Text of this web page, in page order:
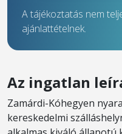
A tájékoztatás nem
ajánlattételnek.
Az ingatlan
Zamárdi-Kóhegyen
kereskedelmi